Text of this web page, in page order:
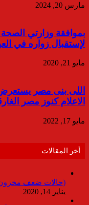
مارس 20, 2024
بموافقة وزارتي الصحة
لإستقبال زواره في
مايو 21, 2020
اللى بنى مصر
الاعلام كنوز مصر
مايو 17, 2022
أخر المقالات
(حالات ضعف مخزون
يناير 14, 2020